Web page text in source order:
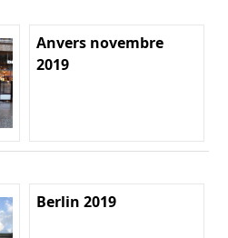
Anvers novembre
2019
Berlin 2019